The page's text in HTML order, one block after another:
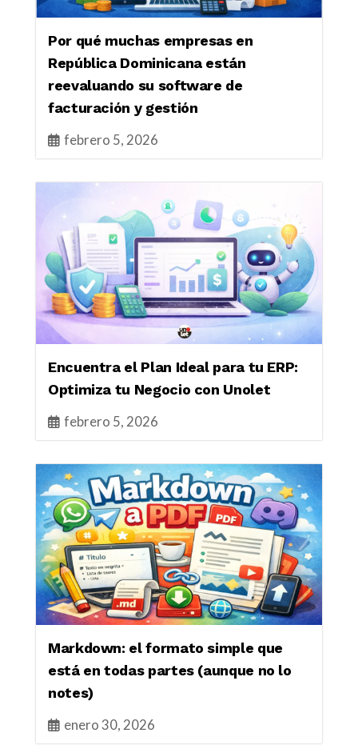
Por qué muchas empresas en
República Dominicana están
reevaluando su software de
facturación y gestión
febrero 5, 2026
Encuentra el Plan Ideal para tu ERP:
Optimiza tu Negocio con Unolet
febrero 5, 2026
Markdown: el formato simple que
está en todas partes (aunque no lo
notes)
enero 30, 2026